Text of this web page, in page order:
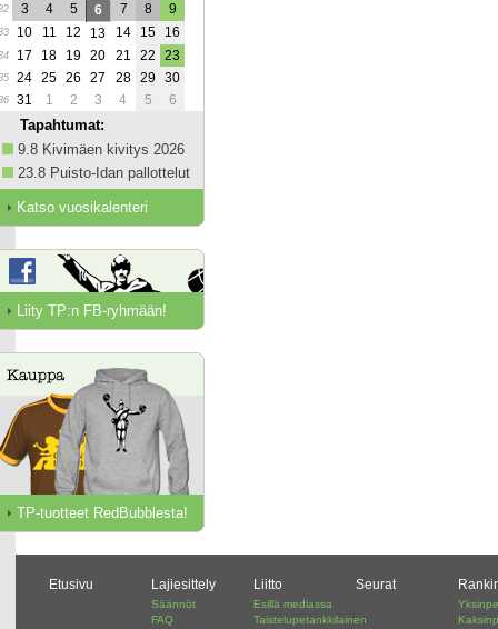
3 4 5 6 7 8 9
10 11 12 13 14 15 16
17 18 19 20 21 22 23
24 25 26 27 28 29 30
31 1 2 3 4 5 6
Tapahtumat:
9.8 Kivimäen kivitys 2026
23.8 Puisto-Idan pallottelut
Katso vuosikalenteri
Liity TP:n FB-ryhmään!
TP-tuotteet RedBubblesta!
Etusivu Lajiesittely
Säännöt
FAQ
Liitto
Esillä mediassa
Taistelupetankkilainen
Seurat